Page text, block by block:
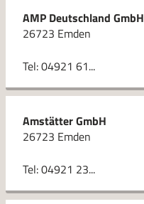
AMP Deutschland GmbH
26723 Emden
Tel: 04921 61...
Amstätter GmbH
26723 Emden
Tel: 04921 23...